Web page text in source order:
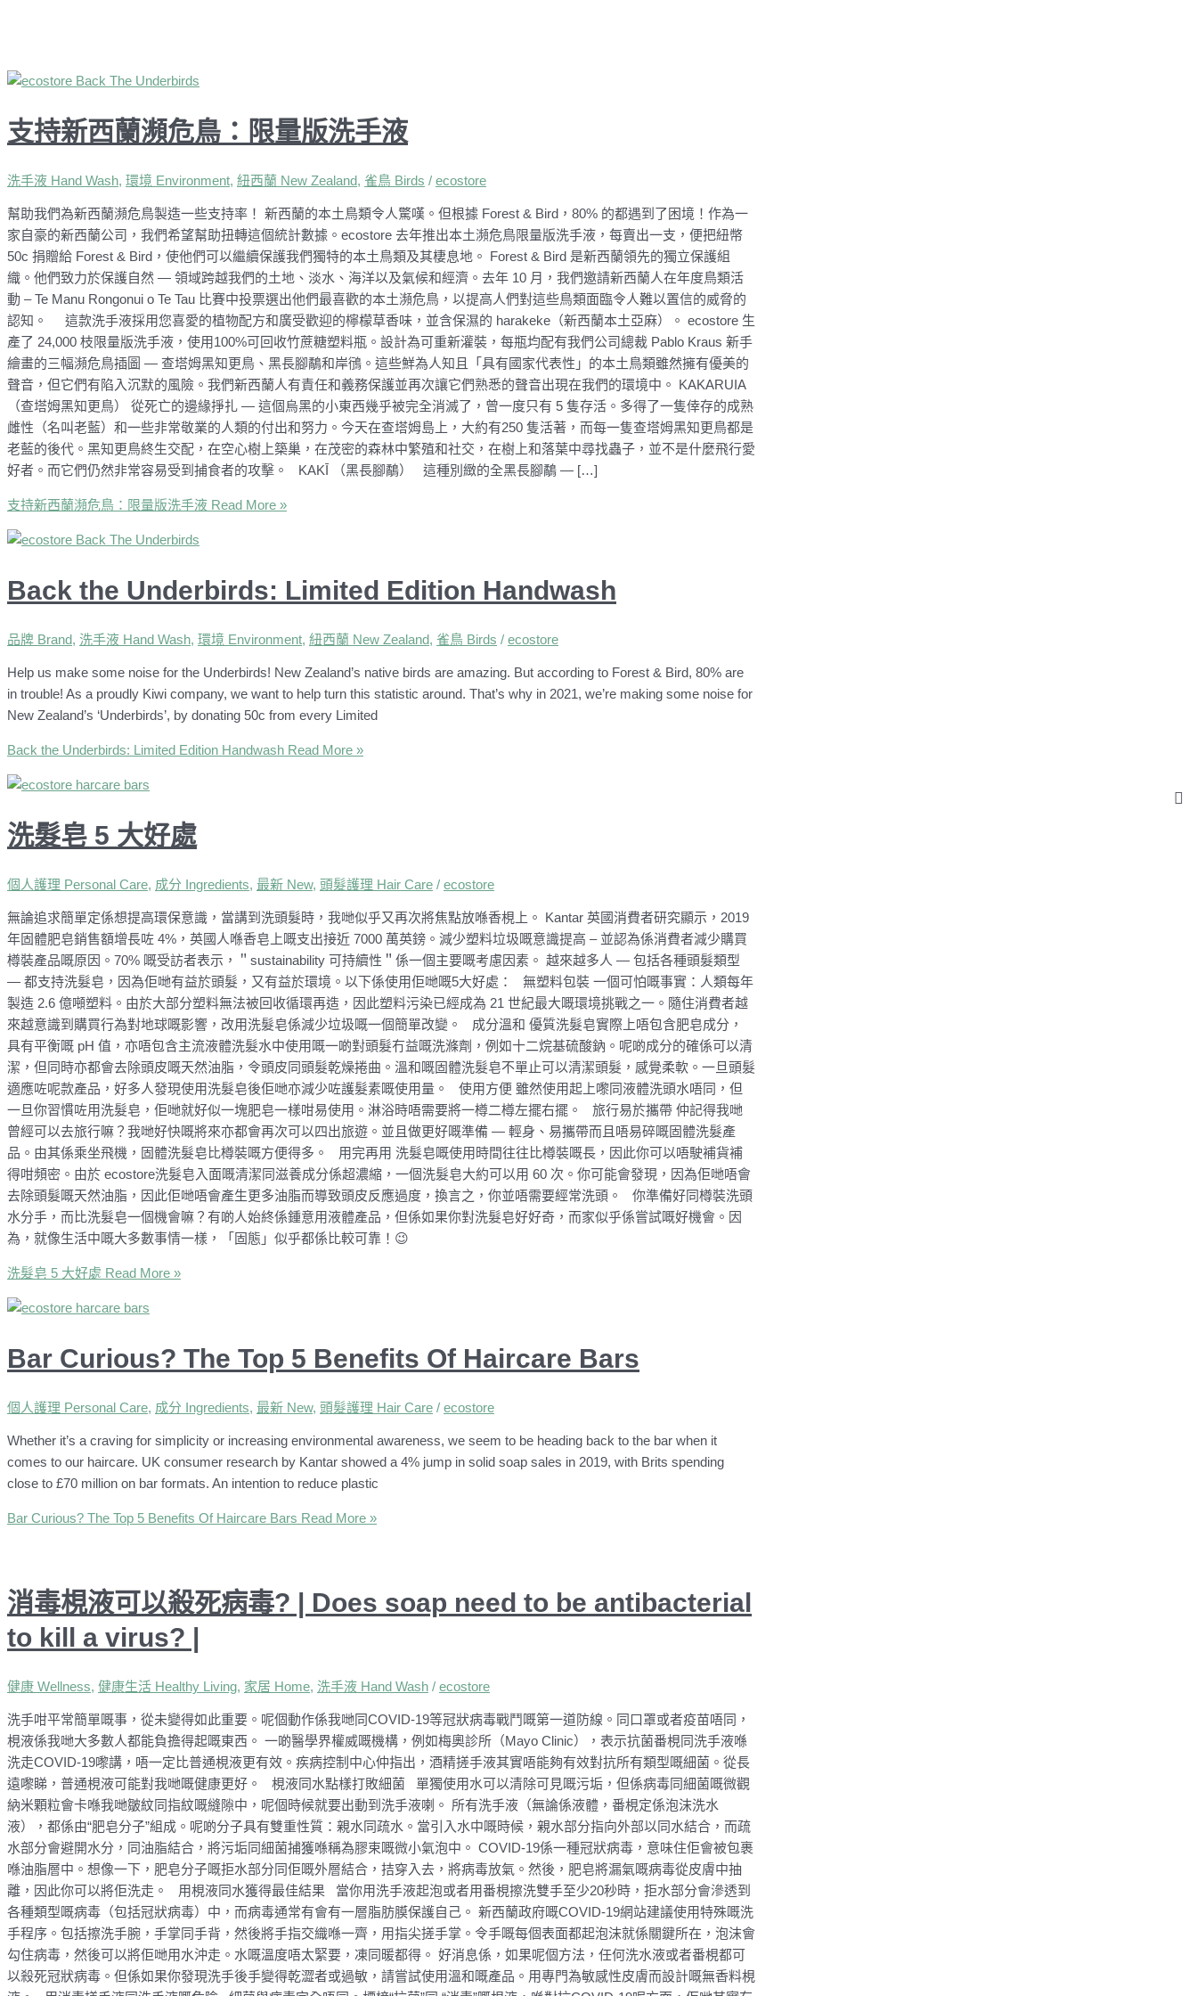
支持新西蘭瀕危鳥：限量版洗手液
洗手液 Hand Wash, 環境 Environment, 紐西蘭 New Zealand, 雀鳥 Birds / ecostore
幫助我們為新西蘭瀕危鳥製造一些支持率！ 新西蘭的本土鳥類令人驚嘆。但根據 Forest & Bird，80% 的都遇到了困境！作為一
家自豪的新西蘭公司，我們希望幫助扭轉這個統計數據。ecostore 去年推出本土瀕危鳥限量版洗手液，每賣出一支，便把紐幣
50c 捐贈給 Forest & Bird，使他們可以繼續保護我們獨特的本土鳥類及其棲息地。 Forest & Bird 是新西蘭領先的獨立保護組
織。他們致力於保護自然 — 領域跨越我們的土地、淡水、海洋以及氣候和經濟。去年 10 月，我們邀請新西蘭人在年度鳥類活
動 – Te Manu Rongonui o Te Tau 比賽中投票選出他們最喜歡的本土瀕危鳥，以提高人們對這些鳥類面臨令人難以置信的威脅的
認知。 這款洗手液採用您喜愛的植物配方和廣受歡迎的檸檬草香味，並含保濕的 harakeke（新西蘭本土亞麻）。 ecostore 生
產了 24,000 枝限量版洗手液，使用100%可回收竹蔗糖塑料瓶。設計為可重新灌裝，每瓶均配有我們公司總裁 Pablo Kraus 新手
繪畫的三幅瀕危鳥插圖 — 查塔姆黑知更鳥、黑長腳鷸和岸鴴。這些鮮為人知且「具有國家代表性」的本土鳥類雖然擁有優美的
聲音，但它們有陷入沉默的風險。我們新西蘭人有責任和義務保護並再次讓它們熟悉的聲音出現在我們的環境中。 KAKARUIA
（查塔姆黑知更鳥） 從死亡的邊緣掙扎 — 這個烏黑的小東西幾乎被完全消滅了，曾一度只有 5 隻存活。多得了一隻倖存的成熟
雌性（名叫老藍）和一些非常敬業的人類的付出和努力。今天在查塔姆島上，大約有250 隻活著，而每一隻查塔姆黑知更鳥都是
老藍的後代。黑知更鳥終生交配，在空心樹上築巢，在茂密的森林中繁殖和社交，在樹上和落葉中尋找蟲子，並不是什麼飛行愛
好者。而它們仍然非常容易受到捕食者的攻擊。 KAKĪ （黑長腳鷸） 這種別緻的全黑長腳鷸 — […]
支持新西蘭瀕危鳥：限量版洗手液 Read More »
Back the Underbirds: Limited Edition Handwash
品牌 Brand, 洗手液 Hand Wash, 環境 Environment, 紐西蘭 New Zealand, 雀鳥 Birds / ecostore
Help us make some noise for the Underbirds! New Zealand’s native birds are amazing. But according to Forest & Bird, 80% are
in trouble! As a proudly Kiwi company, we want to help turn this statistic around. That’s why in 2021, we’re making some noise for
New Zealand’s ‘Underbirds’, by donating 50c from every Limited
Back the Underbirds: Limited Edition Handwash Read More »
洗髮皂 5 大好處
個人護理 Personal Care, 成分 Ingredients, 最新 New, 頭髮護理 Hair Care / ecostore
無論追求簡單定係想提高環保意識，當講到洗頭髮時，我哋似乎又再次將焦點放喺香梘上。 Kantar 英國消費者研究顯示，2019
年固體肥皂銷售額增長咗 4%，英國人喺香皂上嘅支出接近 7000 萬英鎊。減少塑料垃圾嘅意識提高 – 並認為係消費者減少購買
樽裝產品嘅原因。70% 嘅受訪者表示，＂sustainability 可持續性＂係一個主要嘅考慮因素。 越來越多人 — 包括各種頭髮類型
— 都支持洗髮皂，因為佢哋有益於頭髮，又有益於環境。以下係使用佢哋嘅5大好處： 無塑料包裝 一個可怕嘅事實：人類每年
製造 2.6 億噸塑料。由於大部分塑料無法被回收循環再造，因此塑料污染已經成為 21 世紀最大嘅環境挑戰之一。隨住消費者越
來越意識到購買行為對地球嘅影響，改用洗髮皂係減少垃圾嘅一個簡單改變。 成分溫和 優質洗髮皂實際上唔包含肥皂成分，
具有平衡嘅 pH 值，亦唔包含主流液體洗髮水中使用嘅一啲對頭髮冇益嘅洗滌劑，例如十二烷基硫酸鈉。呢啲成分的確係可以清
潔，但同時亦都會去除頭皮嘅天然油脂，令頭皮同頭髮乾燥捲曲。溫和嘅固體洗髮皂不單止可以清潔頭髮，感覺柔軟。一旦頭髮
適應咗呢款產品，好多人發現使用洗髮皂後佢哋亦減少咗護髮素嘅使用量。 使用方便 雖然使用起上嚟同液體洗頭水唔同，但
一旦你習慣咗用洗髮皂，佢哋就好似一塊肥皂一樣咁易使用。淋浴時唔需要將一樽二樽左擺右擺。 旅行易於攜帶 仲記得我哋
曾經可以去旅行嘛？我哋好快嘅將來亦都會再次可以四出旅遊。並且做更好嘅準備 — 輕身、易攜帶而且唔易碎嘅固體洗髮產
品。由其係乘坐飛機，固體洗髮皂比樽裝嘅方便得多。 用完再用 洗髮皂嘅使用時間往往比樽裝嘅長，因此你可以唔駛補貨補
得咁頻密。由於 ecostore洗髮皂入面嘅清潔同滋養成分係超濃縮，一個洗髮皂大約可以用 60 次。你可能會發現，因為佢哋唔會
去除頭髮嘅天然油脂，因此佢哋唔會產生更多油脂而導致頭皮反應過度，換言之，你並唔需要經常洗頭。 你準備好同樽裝洗頭
水分手，而比洗髮皂一個機會嘛？有啲人始終係鍾意用液體產品，但係如果你對洗髮皂好好奇，而家似乎係嘗試嘅好機會。因
為，就像生活中嘅大多數事情一樣，「固態」似乎都係比較可靠！😉
洗髮皂 5 大好處 Read More »
Bar Curious? The Top 5 Benefits Of Haircare Bars
個人護理 Personal Care, 成分 Ingredients, 最新 New, 頭髮護理 Hair Care / ecostore
Whether it’s a craving for simplicity or increasing environmental awareness, we seem to be heading back to the bar when it
comes to our haircare. UK consumer research by Kantar showed a 4% jump in solid soap sales in 2019, with Brits spending
close to £70 million on bar formats. An intention to reduce plastic
Bar Curious? The Top 5 Benefits Of Haircare Bars Read More »
消毒梘液可以殺死病毒? | Does soap need to be antibacterial
to kill a virus? |
健康 Wellness, 健康生活 Healthy Living, 家居 Home, 洗手液 Hand Wash / ecostore
洗手咁平常簡單嘅事，從未變得如此重要。呢個動作係我哋同COVID-19等冠狀病毒戰鬥嘅第一道防線。同口罩或者疫苗唔同，
梘液係我哋大多數人都能負擔得起嘅東西。 一啲醫學界權威嘅機構，例如梅奧診所（Mayo Clinic），表示抗菌番梘同洗手液喺
洗走COVID-19嚟講，唔一定比普通梘液更有效。疾病控制中心仲指出，酒精搓手液其實唔能夠有效對抗所有類型嘅細菌。從長
遠嚟睇，普通梘液可能對我哋嘅健康更好。 梘液同水點樣打敗細菌 單獨使用水可以清除可見嘅污垢，但係病毒同細菌嘅微觀
納米顆粒會卡喺我哋皺紋同指紋嘅縫隙中，呢個時候就要出動到洗手液喇。 所有洗手液（無論係液體，番梘定係泡沫洗水
液），都係由“肥皂分子”組成。呢啲分子具有雙重性質：親水同疏水。當引入水中嘅時候，親水部分指向外部以同水結合，而疏
水部分會避開水分，同油脂結合，將污垢同細菌捕獲喺稱為膠束嘅微小氣泡中。 COVID-19係一種冠狀病毒，意味住佢會被包裹
喺油脂層中。想像一下，肥皂分子嘅拒水部分同佢嘅外層結合，拮穿入去，將病毒放氣。然後，肥皂將漏氣嘅病毒從皮膚中抽
離，因此你可以將佢洗走。 用梘液同水獲得最佳結果 當你用洗手液起泡或者用番梘擦洗雙手至少20秒時，拒水部分會滲透到
各種類型嘅病毒（包括冠狀病毒）中，而病毒通常有會有一層脂肪膜保護自己。 新西蘭政府嘅COVID-19網站建議使用特殊嘅洗
手程序。包括擦洗手腕，手掌同手背，然後將手指交織喺一齊，用指尖搓手掌。令手嘅每個表面都起泡沫就係關鍵所在，泡沫會
勾住病毒，然後可以將佢哋用水沖走。水嘅溫度唔太緊要，凍同暖都得。 好消息係，如果呢個方法，任何洗水液或者番梘都可
以殺死冠狀病毒。但係如果你發現洗手後手變得乾澀者或過敏，請嘗試使用溫和嘅產品。用專門為敏感性皮膚而設計嘅無香料梘